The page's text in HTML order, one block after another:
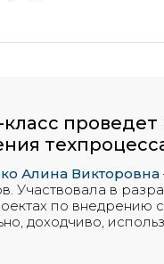
проведет
Алина Викторовна
Участвовала в
по внедрению
доходчиво,